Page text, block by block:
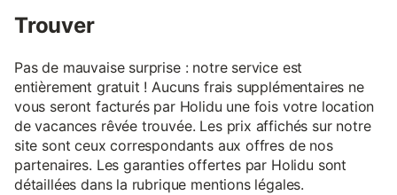
Trouver
Pas de mauvaise surprise : notre service est
entièrement gratuit ! Aucuns frais supplémentaires ne
vous seront facturés par Holidu une fois votre location
de vacances rêvée trouvée. Les prix affichés sur notre
site sont ceux correspondants aux offres de nos
partenaires. Les garanties offertes par Holidu sont
détaillées dans la rubrique mentions légales.